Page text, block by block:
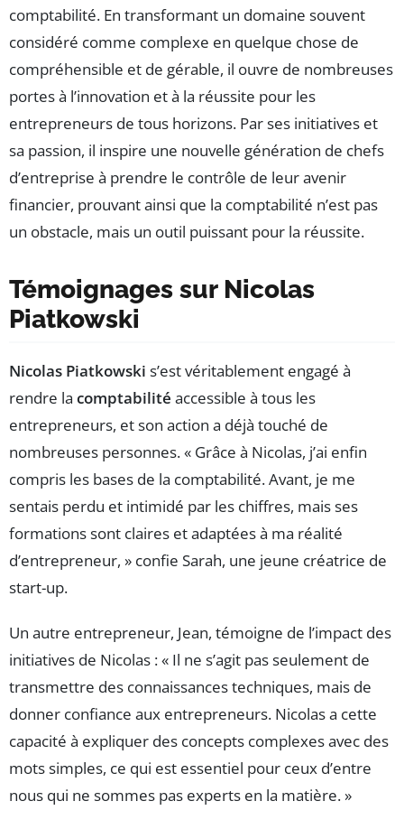
comptabilité. En transformant un domaine souvent
considéré comme complexe en quelque chose de
compréhensible et de gérable, il ouvre de nombreuses
portes à l’innovation et à la réussite pour les
entrepreneurs de tous horizons. Par ses initiatives et
sa passion, il inspire une nouvelle génération de chefs
d’entreprise à prendre le contrôle de leur avenir
financier, prouvant ainsi que la comptabilité n’est pas
un obstacle, mais un outil puissant pour la réussite.
Témoignages sur Nicolas
Piatkowski
Nicolas Piatkowski s’est véritablement engagé à
rendre la comptabilité accessible à tous les
entrepreneurs, et son action a déjà touché de
nombreuses personnes. « Grâce à Nicolas, j’ai enfin
compris les bases de la comptabilité. Avant, je me
sentais perdu et intimidé par les chiffres, mais ses
formations sont claires et adaptées à ma réalité
d’entrepreneur, » confie Sarah, une jeune créatrice de
start-up.
Un autre entrepreneur, Jean, témoigne de l’impact des
initiatives de Nicolas : « Il ne s’agit pas seulement de
transmettre des connaissances techniques, mais de
donner confiance aux entrepreneurs. Nicolas a cette
capacité à expliquer des concepts complexes avec des
mots simples, ce qui est essentiel pour ceux d’entre
nous qui ne sommes pas experts en la matière. »